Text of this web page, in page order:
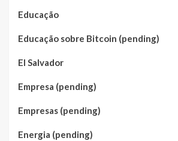
Educação
Educação sobre Bitcoin (pending)
El Salvador
Empresa (pending)
Empresas (pending)
Energia (pending)